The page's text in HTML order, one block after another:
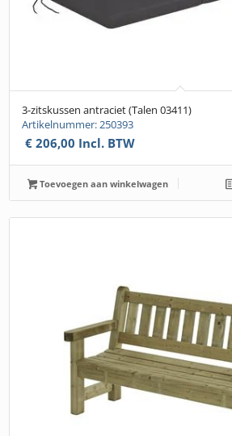
3-zitskussen antraciet (Talen 03411)
Artikelnummer: 250393
€ 206,00 Incl. BTW
Toevoegen aan winkelwagen